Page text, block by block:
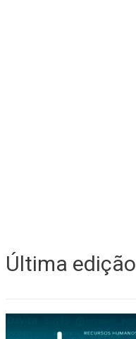
Última edição